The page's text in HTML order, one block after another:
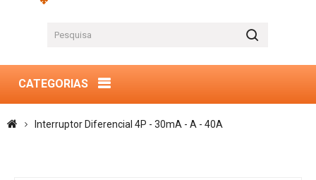
CATEGORIAS
Interruptor Diferencial 4P - 30mA - A - 40A